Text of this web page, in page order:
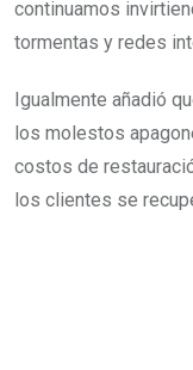
continuamos
tormentas y redes
Igualmente añadió
los molestos
costos de
los clientes se